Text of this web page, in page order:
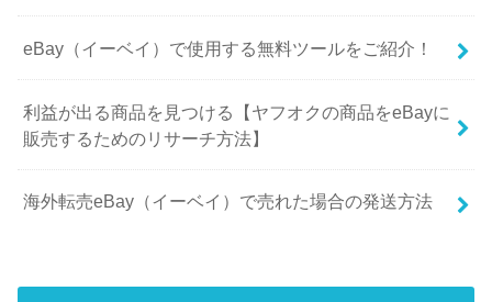
eBay（イーベイ）で使用する無料ツールをご紹介！
利益が出る商品を見つける【ヤフオクの商品をeBayに
販売するためのリサーチ方法】
海外転売eBay（イーベイ）で売れた場合の発送方法